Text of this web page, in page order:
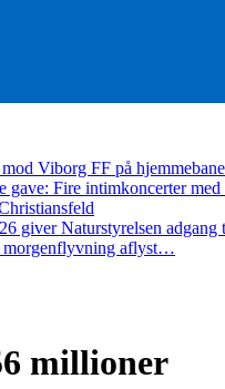
Viborg FF på
gave: Fire intimkoncerter
giver Naturstyrelsen
morgenflyvning aflyst…
millioner